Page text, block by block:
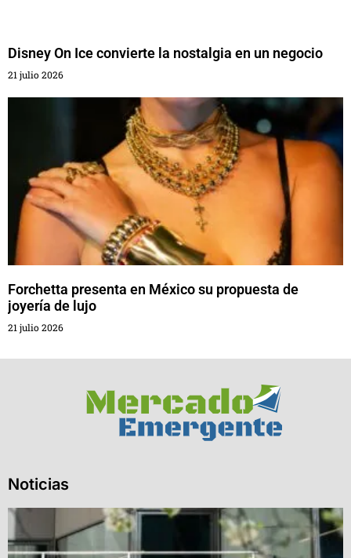
Disney On Ice convierte la nostalgia en un negocio
21 julio 2026
Forchetta presenta en México su propuesta de
joyería de lujo
21 julio 2026
Noticias